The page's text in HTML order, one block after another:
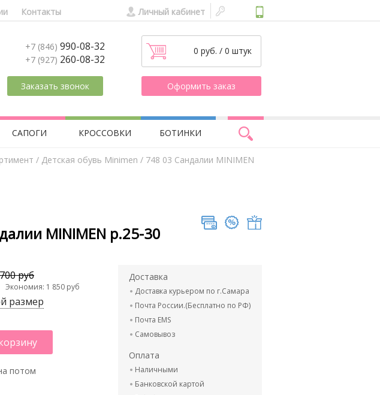
Контакты Личный кабинет
+7 (846) 990-08-32
+7 (927) 260-08-32
Заказать звонок
0 руб. / 0 штук
Оформить заказ
САПОГИ КРОССОВКИ БОТИНКИ
/ Детская обувь Minimen / 748 03 Сандалии MINIMEN
MINIMEN р.25-30
руб
Экономия: 1 850 руб
размер
потом
Доставка
Доставка курьером по г.Самара
Почта России.(Бесплатно по РФ)
Почта EMS
Самовывоз
Оплата
Наличными
Банковской картой